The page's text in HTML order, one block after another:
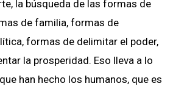
la búsqueda de las formas de
de familia, formas de
formas de delimitar el poder,
la prosperidad. Eso lleva a lo
han hecho los humanos, que es